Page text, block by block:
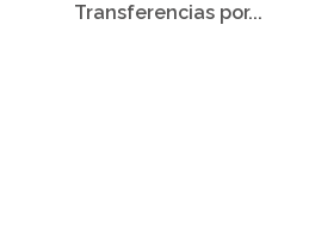
Transferencias por...